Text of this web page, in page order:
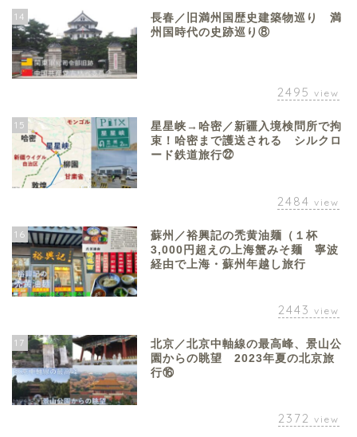
14
長春／旧満州国歴史建築物巡り 満
州国時代の史跡巡り⑧
2495 view
15
星星峡→哈密／新疆入境検問所で拘
束！哈密まで護送される シルクロ
ード鉄道旅行㉒
2484 view
16
蘇州／裕興記の禿黄油麺（１杯
3,000円超えの上海蟹みそ麺 寧波
経由で上海・蘇州年越し旅行
2443 view
17
北京／北京中軸線の最高峰、景山公
園からの眺望 2023年夏の北京旅
行⑯
2372 view